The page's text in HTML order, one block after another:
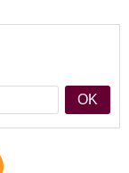
OK